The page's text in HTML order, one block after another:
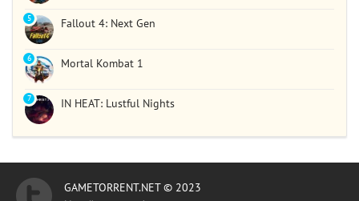
Fallout 4: Next Gen
5
Mortal Kombat 1
6
IN HEAT: Lustful Nights
7
GAMETORRENT.NET © 2023